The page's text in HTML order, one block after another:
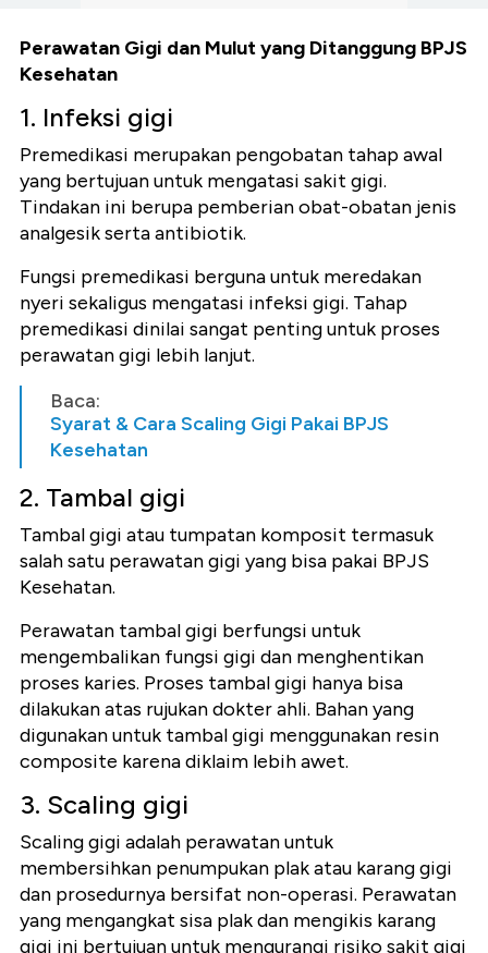
Perawatan Gigi dan Mulut yang Ditanggung BPJS
Kesehatan
1. Infeksi gigi
Premedikasi merupakan pengobatan tahap awal
yang bertujuan untuk mengatasi sakit gigi.
Tindakan ini berupa pemberian obat-obatan jenis
analgesik serta antibiotik.
Fungsi premedikasi berguna untuk meredakan
nyeri sekaligus mengatasi infeksi gigi. Tahap
premedikasi dinilai sangat penting untuk proses
perawatan gigi lebih lanjut.
Baca:
Syarat & Cara Scaling Gigi Pakai BPJS
Kesehatan
2. Tambal gigi
Tambal gigi atau tumpatan komposit termasuk
salah satu perawatan gigi yang bisa pakai BPJS
Kesehatan.
Perawatan tambal gigi berfungsi untuk
mengembalikan fungsi gigi dan menghentikan
proses karies. Proses tambal gigi hanya bisa
dilakukan atas rujukan dokter ahli. Bahan yang
digunakan untuk tambal gigi menggunakan resin
composite karena diklaim lebih awet.
3. Scaling gigi
Scaling gigi adalah perawatan untuk
membersihkan penumpukan plak atau karang gigi
dan prosedurnya bersifat non-operasi. Perawatan
yang mengangkat sisa plak dan mengikis karang
gigi ini bertujuan untuk mengurangi risiko sakit gigi